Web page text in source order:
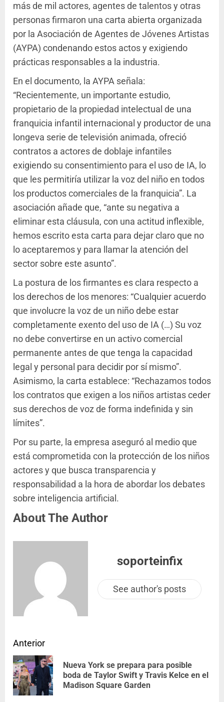
más de mil actores, agentes de talentos y otras
personas firmaron una carta abierta organizada
por la Asociación de Agentes de Jóvenes Artistas
(AYPA) condenando estos actos y exigiendo
prácticas responsables a la industria.
En el documento, la AYPA señala:
“Recientemente, un importante estudio,
propietario de la propiedad intelectual de una
franquicia infantil internacional y productor de una
longeva serie de televisión animada, ofreció
contratos a actores de doblaje infantiles
exigiendo su consentimiento para el uso de IA, lo
que les permitiría utilizar la voz del niño en todos
los productos comerciales de la franquicia”. La
asociación añade que, “ante su negativa a
eliminar esta cláusula, con una actitud inflexible,
hemos escrito esta carta para dejar claro que no
lo aceptaremos y para llamar la atención del
sector sobre este asunto”.
La postura de los firmantes es clara respecto a
los derechos de los menores: “Cualquier acuerdo
que involucre la voz de un niño debe estar
completamente exento del uso de IA (…) Su voz
no debe convertirse en un activo comercial
permanente antes de que tenga la capacidad
legal y personal para decidir por sí mismo”.
Asimismo, la carta establece: “Rechazamos todos
los contratos que exigen a los niños artistas ceder
sus derechos de voz de forma indefinida y sin
límites”.
Por su parte, la empresa aseguró al medio que
está comprometida con la protección de los niños
actores y que busca transparencia y
responsabilidad a la hora de abordar los debates
sobre inteligencia artificial.
About The Author
soporteinfix
See author's posts
Anterior
Nueva York se prepara para posible
boda de Taylor Swift y Travis Kelce en el
Madison Square Garden